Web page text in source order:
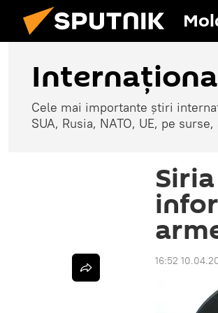
Cele mai importante știri
SUA, Rusia, NATO, UE, pe
16:52